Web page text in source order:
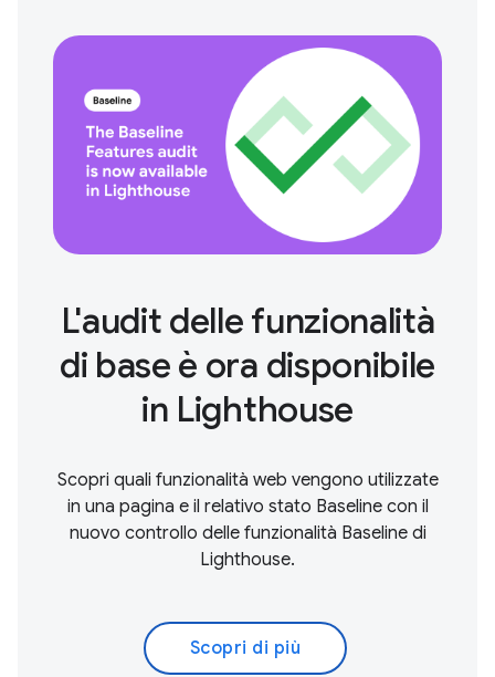
L'audit delle funzionalità
di base è ora disponibile
in Lighthouse
Scopri quali funzionalità web vengono utilizzate
in una pagina e il relativo stato Baseline con il
nuovo controllo delle funzionalità Baseline di
Lighthouse.
Scopri di più